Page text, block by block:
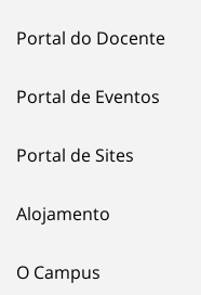
Portal do Docente
Portal de Eventos
Portal de Sites
Alojamento
O Campus